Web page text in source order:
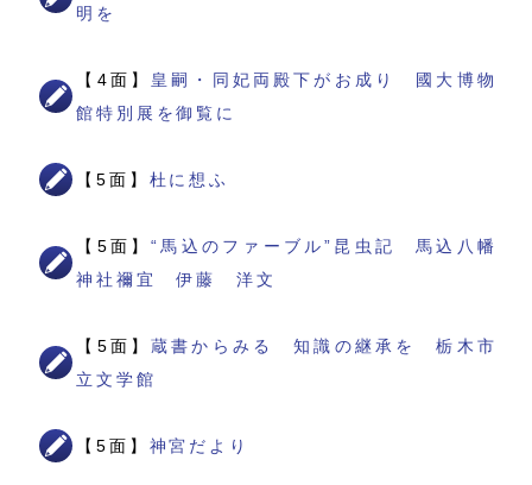
明を
【4面】 皇嗣・同妃両殿下がお成り 國大博物
館特別展を御覧に
【5面】 杜に想ふ
【5面】“馬込のファーブル”昆虫記 馬込八幡
神社禰宜 伊藤 洋文
【5面】蔵書からみる 知識の継承を 栃木市
立文学館
【5面】 神宮だより